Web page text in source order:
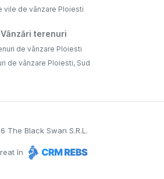
vile de vânzare Ploiesti
Vânzări terenuri
de vânzare Ploiesti
de vânzare Ploiesti, Sud
The Black Swan S.R.L.
în